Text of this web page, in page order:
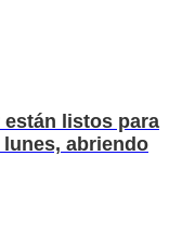
listos para
abriendo